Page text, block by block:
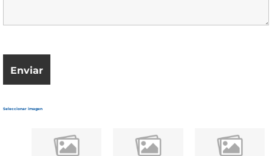
Seleccionar imagen